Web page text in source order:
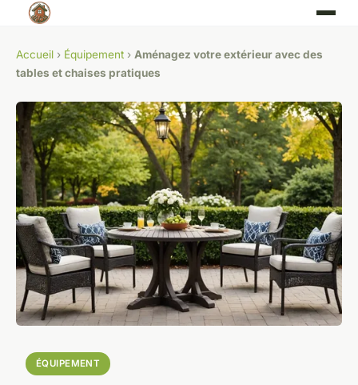
Accueil › Équipement › Aménagez votre extérieur avec des
tables et chaises pratiques
ÉQUIPEMENT